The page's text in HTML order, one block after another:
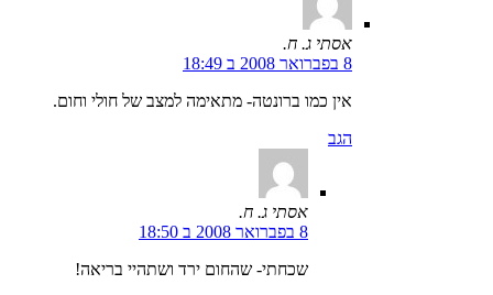
אסתי ג. ח.
8 בפברואר 2008 ב 18:49
אין כמו ברונטה- מתאימה למצב של חולי וחום.
הגב
אסתי ג. ח.
8 בפברואר 2008 ב 18:50
שכחתי- שהחום ירד ושתהיי בריאה!